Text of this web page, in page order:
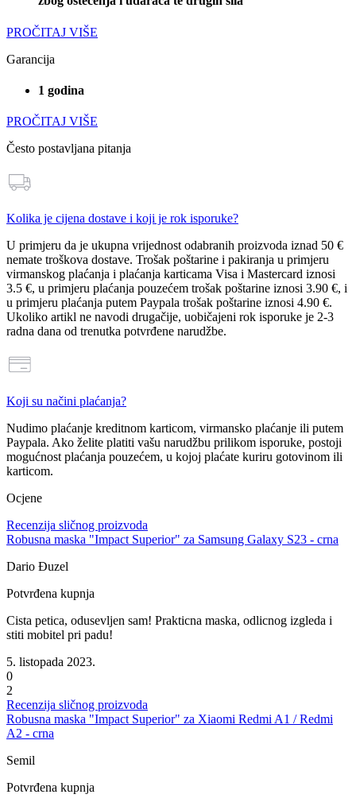
PROČITAJ VIŠE
Garancija
1 godina
PROČITAJ VIŠE
Često postavljana pitanja
Kolika je cijena dostave i koji je rok isporuke?
U primjeru da je ukupna vrijednost odabranih proizvoda iznad 50 €
nemate troškova dostave. Trošak poštarine i pakiranja u primjeru
virmanskog plaćanja i plaćanja karticama Visa i Mastercard iznosi
3.5 €, u primjeru plaćanja pouzećem trošak poštarine iznosi 3.90 €, i
u primjeru plaćanja putem Paypala trošak poštarine iznosi 4.90 €.
Ukoliko artikl ne navodi drugačije, uobičajeni rok isporuke je 2-3
radna dana od trenutka potvrđene narudžbe.
Koji su načini plaćanja?
Nudimo plaćanje kreditnom karticom, virmansko plaćanje ili putem
Paypala. Ako želite platiti vašu narudžbu prilikom isporuke, postoji
mogućnost plaćanja pouzećem, u kojoj plaćate kuriru gotovinom ili
karticom.
Ocjene
Recenzija sličnog proizvoda
Robusna maska "Impact Superior" za Samsung Galaxy S23 - crna
Dario Đuzel
Potvrđena kupnja
Cista petica, odusevljen sam! Prakticna maska, odlicnog izgleda i
stiti mobitel pri padu!
5. listopada 2023.
0
2
Recenzija sličnog proizvoda
Robusna maska "Impact Superior" za Xiaomi Redmi A1 / Redmi
A2 - crna
Semil
Potvrđena kupnja